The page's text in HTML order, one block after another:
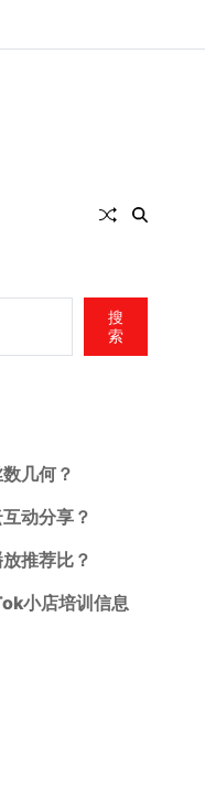
搜
索
几何？
动分享？
推荐比？
小店培训信息